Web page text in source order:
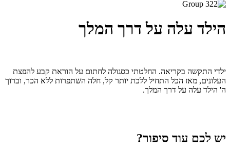
הילד עלה על דרך המלך
ילדי התקשה בקריאה. החלטתי כסגולה לחתום על הוראת קבע להפצת
העלונים, מאז הכל התחיל ללכת יותר קל, חלה השתפרות ללא הכר, וברוך
ה' הילד עלה על דרך המלך.
יש לכם עוד סיפור?